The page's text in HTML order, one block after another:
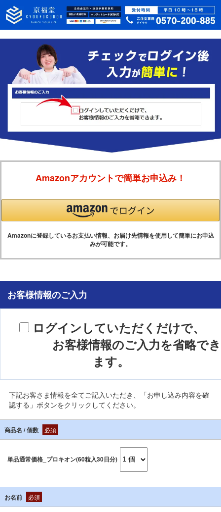
Amazonアカウントで簡単お申込み！
Amazonに登録しているお支払い情報、お届け先情報を使用して簡単にお申込
みが可能です。
お客様情報のご入力
ログインしていただくだけで、
お客様情報のご入力を省略でき
ます。
下記お客さま情報を全てご記入いただき、「お申し込み内容を確
認する」ボタンをクリックしてください。
商品名 / 個数 必須
単品通常価格_プロキオン(60粒入30日分)
お名前 必須